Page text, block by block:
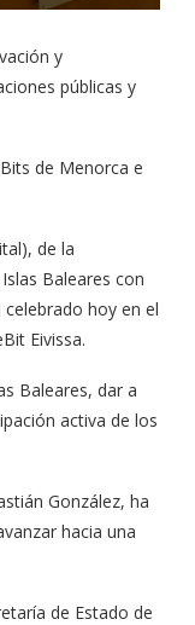
y
públicas y
de Menorca e
de la
Baleares con
hoy en el
Eivissa.
Baleares, dar a
activa de los
González, ha
hacia una
de Estado de